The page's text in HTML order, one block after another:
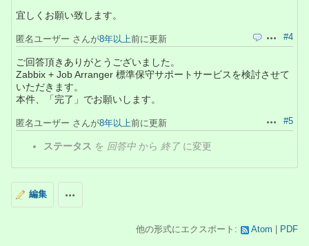
宜しくお願い致します。
引用 操作#4
匿名ユーザー さんが8年以上前に更新
ご回答頂きありがとうございました。
Zabbix + Job Arranger 標準保守サポートサービスを検討させて
いただきます。
本件、「完了」でお願いします。
操作#5
匿名ユーザー さんが8年以上前に更新
ステータス を 回答中 から 終了 に変更
編集
他の形式にエクスポート: Atom PDF